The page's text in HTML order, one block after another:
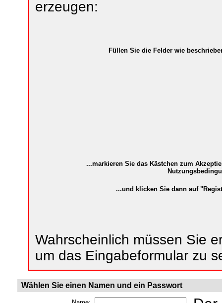
erzeugen:
Füllen Sie die Felder wie
...markieren Sie das Kästchen zum
...und klicken Sie dann auf
Wahrscheinlich müssen Sie
um das Eingabeformular zu
Wählen Sie einen Namen und ein Passwort